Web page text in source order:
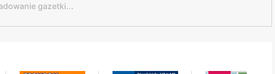
gazetki...